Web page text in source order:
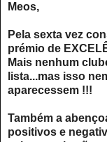
Meos,
Pela sexta vez
prémio de
Mais nenhum
lista...mas isso
aparecessem !!!
Também a
positivos e